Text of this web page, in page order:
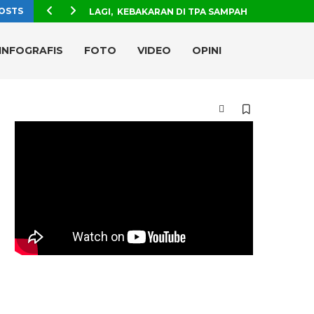
LAGI, KEBAKARAN DI TPA SAMPAH
INFOGRAFIS FOTO VIDEO OPINI